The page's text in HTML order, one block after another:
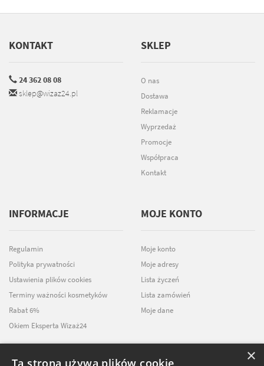
KONTAKT
24 362 08 08
sklep@wizaz24.pl
SKLEP
O nas
Dostawa
Reklamacje
Wyprzedaż
Promocje
Współpraca
Kontakt
INFORMACJE
Regulamin
Polityka prywatności
Ustawienia plików cookies
Terminy ważności kosmetyków
Rabat 6%
Okiem Eksperta Wizaż24
MOJE KONTO
Moje konto
Moje adresy
Lista życzeń
Lista zamówień
Moje dane
×
Ta strona używa plików cookie